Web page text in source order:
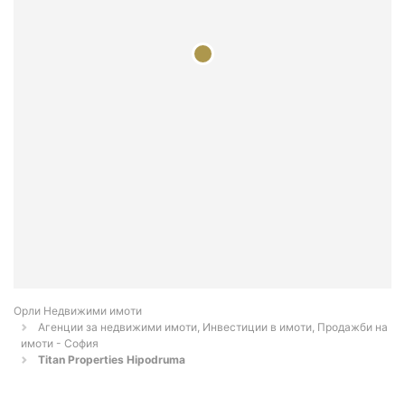
Орли Недвижими имоти
Агенции за недвижими имоти, Инвестиции в имоти, Продажби на
имоти - София
Titan Properties Hipodruma